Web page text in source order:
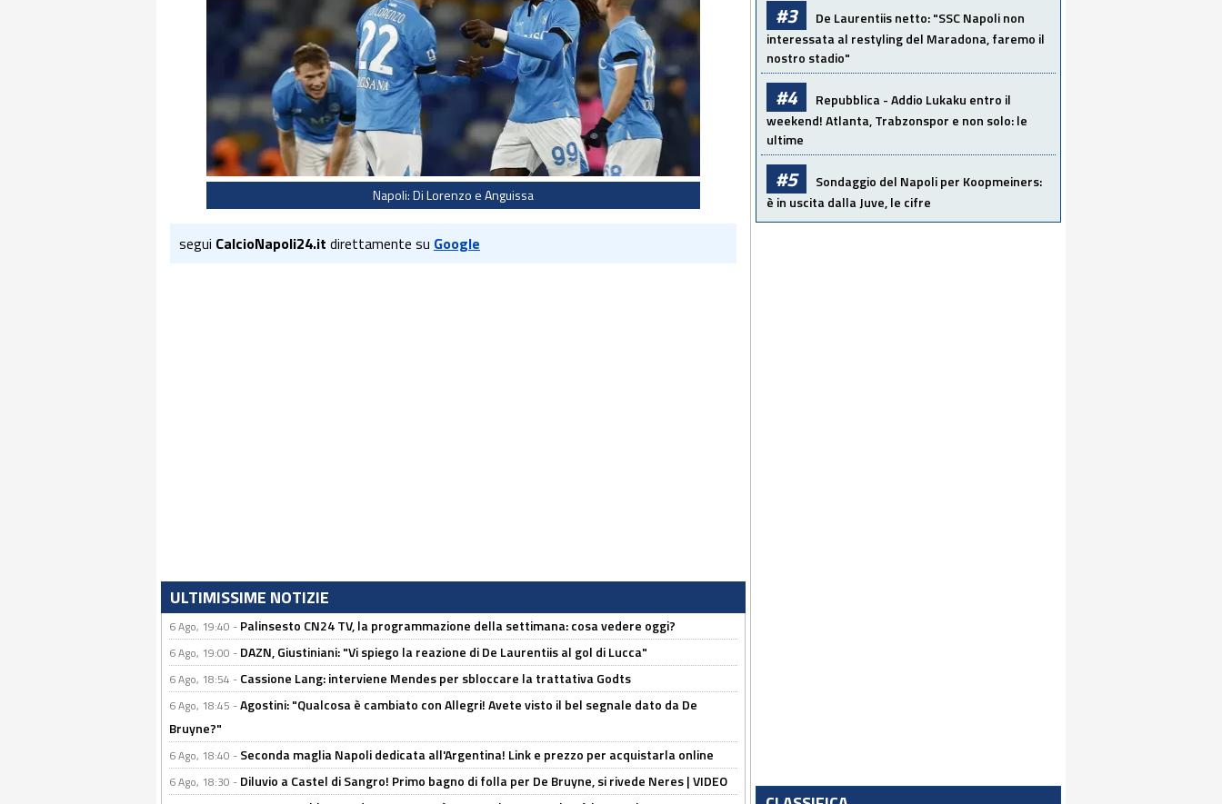
Napoli: Di Lorenzo e Anguissa
segui CalcioNapoli24.it direttamente su Google
ULTIMISSIME NOTIZIE
6 Ago, 19:40 - Palinsesto CN24 TV, la programmazione della settimana: cosa vedere oggi?
6 Ago, 19:00 - DAZN, Giustiniani: "Vi spiego la reazione di De Laurentiis al gol di Lucca"
6 Ago, 18:54 - Cassione Lang: interviene Mendes per sbloccare la trattativa Godts
6 Ago, 18:45 -Agostini: "Qualcosa è cambiato con Allegri! Avete visto il bel segnale dato da De
Bruyne?"
6 Ago, 18:40 - Seconda maglia Napoli dedicata all'Argentina! Link e prezzo per acquistarla online
6 Ago, 18:30 - Diluvio a Castel di Sangro! Primo bagno di folla per De Bruyne, si rivede Neres | VIDEO
#3
De Laurentiis netto: "SSC Napoli non
interessata al restyling del Maradona, faremo il
nostro stadio"
#4
Repubblica - Addio Lukaku entro il
weekend! Atlanta, Trabzonspor e non solo: le
ultime
#5
Sondaggio del Napoli per Koopmeiners:
è in uscita dalla Juve, le cifre